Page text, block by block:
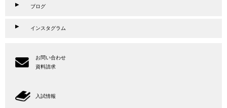
ブログ
インスタグラム
お問い合わせ
資料請求
入試情報